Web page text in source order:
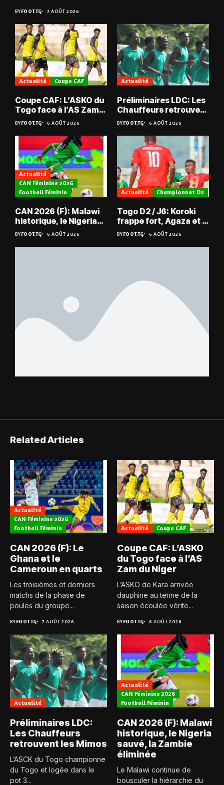
BYFOOT.TG 7 AOÛT 2026
Actualité Coupe CAF
Coupe CAF: L’ASKO du
Togo face à l’AS Zam
du Niger
BYFOOT.TG 6 AOÛT 2026
Actualité
Préliminaires LDC: Les
Chauffeurs retrouvent
les Mimos
BYFOOT.TG 6 AOÛT 2026
Actualité
CAN Féminine 2026
Football Féminin
CAN 2026 (F): Malawi
historique, le Nigeria
sauvé, la Zambie
éliminée
BYFOOT.TG 6 AOÛT 2026
Actualité Championnat D2
Togo D2 / J6: Koroki
frappe fort, Agaza et la
JCA assurent,
suspense avant Sara
FC – Doumbé FC
BYFOOT.TG 6 AOÛT 2026
Related Articles
Actualité
CAN Féminine 2026
Football Féminin
CAN 2026 (F): Le
Ghana et le
Cameroun en quarts
Les troisièmes et derniers
matchs de la phase de
poules du groupe...
BYFOOT.TG 7 AOÛT 2026
Actualité Coupe CAF
Coupe CAF: L’ASKO
du Togo face à l’AS
Zam du Niger
L’ASKO de Kara arrivée
dauphine au terme de la
saison écoulée vérite...
BYFOOT.TG 6 AOÛT 2026
Actualité
Préliminaires LDC:
Les Chauffeurs
retrouvent les Mimos
L’ASCK du Togo championne
du Togo et logée dans le
pot 3...
Actualité
CAN Féminine 2026
Football Féminin
CAN 2026 (F): Malawi
historique, le Nigeria
sauvé, la Zambie
éliminée
Le Malawi continue de
bousculer la hiérarchie du